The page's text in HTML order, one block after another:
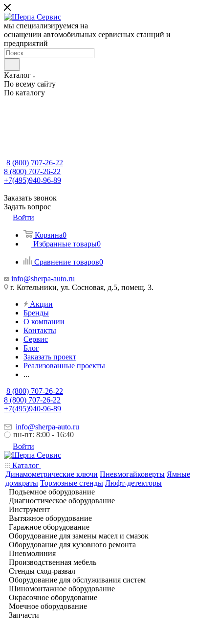
мы специализируемся на
оснащении автомобильных сервисных станций и
предприятий
Каталог
По всему сайту
По каталогу
8 (800) 707-26-22
8 (800) 707-26-22
+7(495)940-96-89
Заказать звонок
Задать вопрос
Войти
Корзина0
Избранные товары0
Сравнение товаров0
info@sherpa-auto.ru
г. Котельники, ул. Сосновая, д.5, помещ. 3.
Акции
Бренды
О компании
Контакты
Сервис
Блог
Заказать проект
Реализованные проекты
...
8 (800) 707-26-22
8 (800) 707-26-22
+7(495)940-96-89
info@sherpa-auto.ru
пн-пт: 8:00 - 16:40
Войти
Каталог
Динамометрические ключи Пневмогайковерты Ямные
домкраты Тормозные стенды Люфт-детекторы
Подъемное оборудование
Диагностическое оборудование
Инструмент
Вытяжное оборудование
Гаражное оборудование
Оборудование для замены масел и смазок
Оборудование для кузовного ремонта
Пневмолиния
Производственная мебель
Стенды сход-развал
Оборудование для обслуживания систем
Шиномонтажное оборудование
Окрасочное оборудование
Моечное оборудование
Запчасти